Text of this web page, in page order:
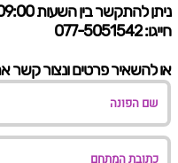
ניתן להתקשר בין השעות 09:00 עד 16:00
חייגו: 077-5051542
או להשאיר פרטים ונצור